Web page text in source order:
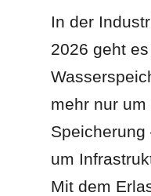
In der
2026 geht
mehr nur um
Speicherung
um
Mit dem